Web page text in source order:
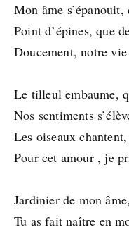
Mon âme
Point d’épines, que
Doucement, notre
Le tilleul embaume,
Nos sentiments
Les oiseaux
Pour cet amour , je
Jardinier de mon
Tu as fait naître en